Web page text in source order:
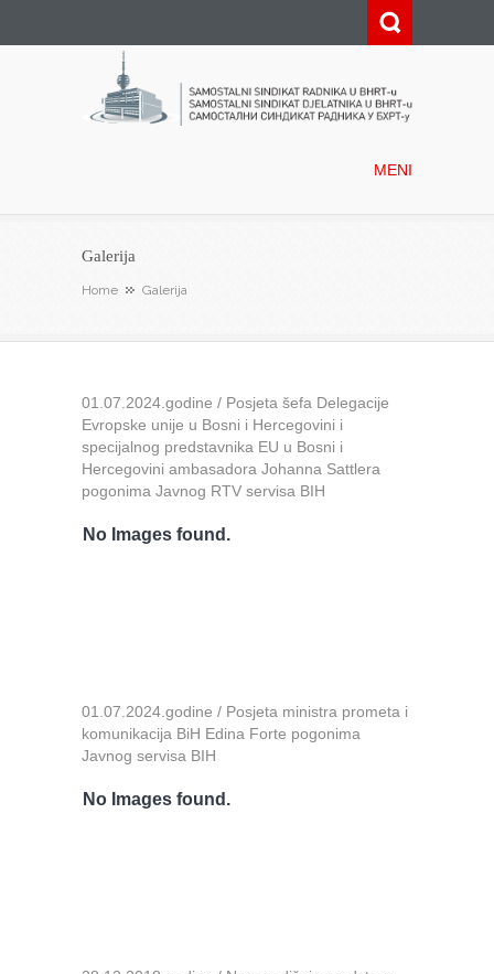
MENI
Galerija
Home Galerija
01.07.2024.godine / Posjeta šefa Delegacije
Evropske unije u Bosni i Hercegovini i
specijalnog predstavnika EU u Bosni i
Hercegovini ambasadora Johanna Sattlera
pogonima Javnog RTV servisa BIH
No Images found.
01.07.2024.godine / Posjeta ministra prometa i
komunikacija BiH Edina Forte pogonima
Javnog servisa BIH
No Images found.